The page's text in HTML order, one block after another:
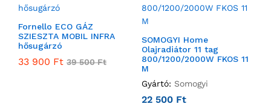
Fornello ECO GÁZ
SZIESZTA MOBIL INFRA
hősugárzó
33 900 Ft 39 500Ft
SOMOGYI Home
Olajradiátor 11 tag
800/1200/2000W FKOS 11
M
Gyártó: Somogyi
22 500 Ft